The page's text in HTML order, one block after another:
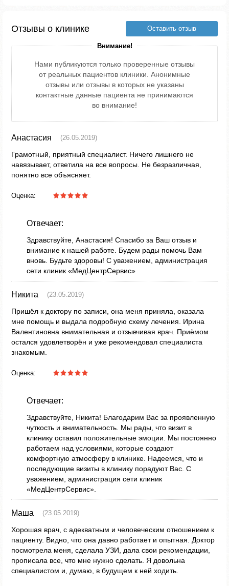
Отзывы о клинике Оставить отзыв
Внимание!
Нами публикуются только проверенные отзывы
от реальных пациентов клиники. Анонимные
отзывы или отзывы в которых не указаны
контактные данные пациента не принимаются
во внимание!
Анастасия (26.05.2019)
Грамотный, приятный специалист. Ничего лишнего не
навязывает, ответила на все вопросы. Не безразличная,
понятно все объясняет.
Оценка:
Отвечает:
Здравствуйте, Анастасия! Спасибо за Ваш отзыв и
внимание к нашей работе. Будем рады помочь Вам
вновь. Будьте здоровы! С уважением, администрация
сети клиник «МедЦентрСервис»
Никита (23.05.2019)
Пришёл к доктору по записи, она меня приняла, оказала
мне помощь и выдала подробную схему лечения. Ирина
Валентиновна внимательная и отзывчивая врач. Приёмом
остался удовлетворён и уже рекомендовал специалиста
знакомым.
Оценка:
Отвечает:
Здравствуйте, Никита! Благодарим Вас за проявленную
чуткость и внимательность. Мы рады, что визит в
клинику оставил положительные эмоции. Мы постоянно
работаем над условиями, которые создают
комфортную атмосферу в клинике. Надеемся, что и
последующие визиты в клинику порадуют Вас. С
уважением, администрация сети клиник
«МедЦентрСервис».
Маша (23.05.2019)
Хорошая врач, с адекватным и человеческим отношением к
пациенту. Видно, что она давно работает и опытная. Доктор
посмотрела меня, сделала УЗИ, дала свои рекомендации,
прописала все, что мне нужно сделать. Я довольна
специалистом и, думаю, в будущем к ней ходить.